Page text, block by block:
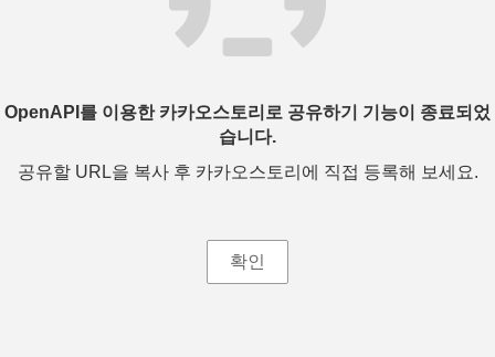
OpenAPI를 이용한 카카오스토리로 공유하기 기능이 종료되었
습니다.
공유할 URL을 복사 후 카카오스토리에 직접 등록해 보세요.
확인